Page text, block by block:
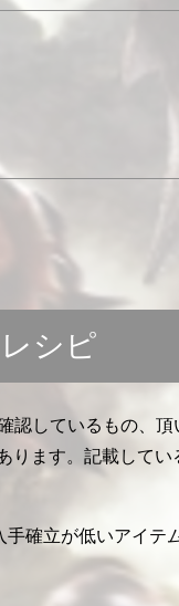
シピ
認しているもの、頂
ります。記載してい
確立が低いアイテ